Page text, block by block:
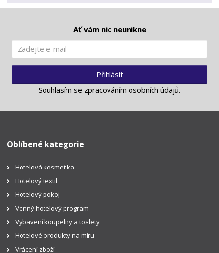
Ať vám nic neunikne
Přihlásit
Souhlasím se zpracováním osobních údajů.
Oblíbené kategorie
Hotelová kosmetika
Hotelový textil
Hotelový pokoj
Vonný hotelový program
Vybavení koupelny a toalety
Hotelové produkty na míru
Vrácení zboží